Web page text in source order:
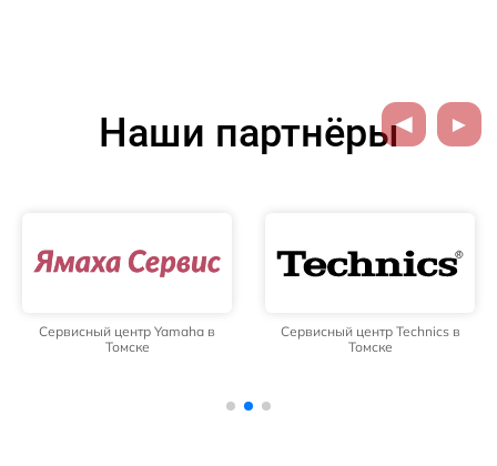
Наши партнёры
Сервисный центр Yamaha в
Томске
Сервисный центр Technics в
Томске